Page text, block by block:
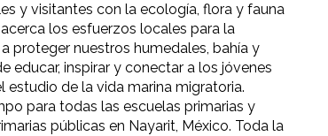
y visitantes con la ecología, flora y fauna
los esfuerzos locales para la
proteger nuestros humedales, bahía y
educar, inspirar y conectar a los jóvenes
de la vida marina migratoria.
para todas las escuelas primarias y
públicas en Nayarit, México. Toda la